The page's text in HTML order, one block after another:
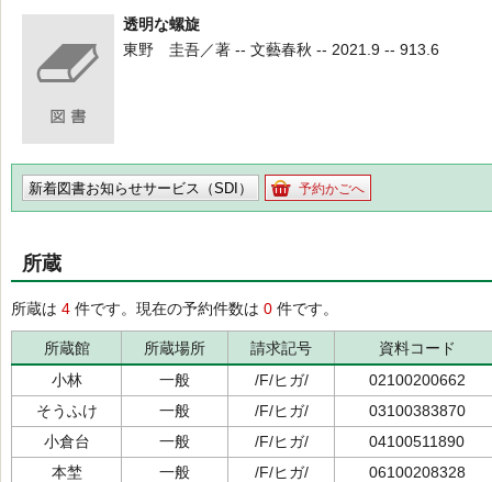
透明な螺旋
東野 圭吾／著 -- 文藝春秋 -- 2021.9 -- 913.6
新着図書お知らせサービス（SDI） 予約かごへ
所蔵
所蔵は 4 件です。現在の予約件数は 0 件です。
所蔵館 所蔵場所 請求記号
資料コード
小林
一般 /F/ヒガ/
02100200662
そうふけ
一般 /F/ヒガ/
03100383870
小倉台
一般 /F/ヒガ/
04100511890
本埜
一般 /F/ヒガ/ 06100208328